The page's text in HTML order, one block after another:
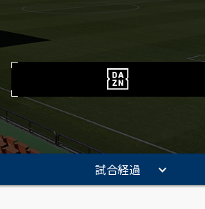
試合経過